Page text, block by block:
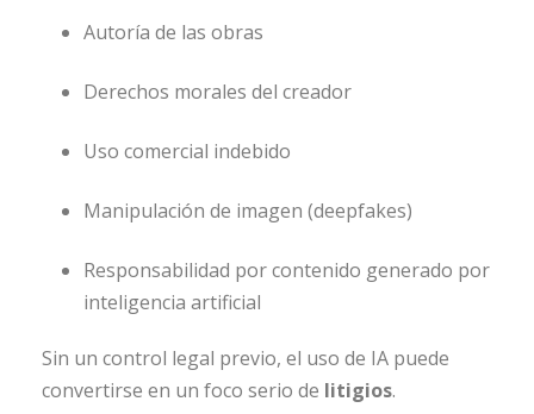
Autoría de las obras
Derechos morales del creador
Uso comercial indebido
Manipulación de imagen (deepfakes)
Responsabilidad por contenido generado por
inteligencia artificial
Sin un control legal previo, el uso de IA puede
convertirse en un foco serio de litigios.